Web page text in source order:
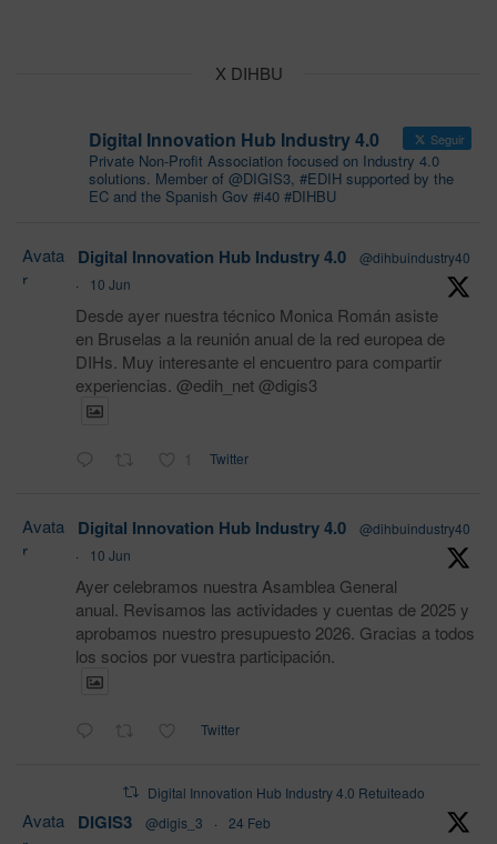
X DIHBU
Digital Innovation Hub Industry 4.0 Seguir
Private Non-Profit Association focused on Industry 4.0
solutions. Member of @DIGIS3, #EDIH supported by the
EC and the Spanish Gov #i40 #DIHBU
Avata
r
Digital Innovation Hub Industry 4.0
@dihbuindustry40
·
10 Jun
Desde ayer nuestra técnico Monica Román asiste
en Bruselas a la reunión anual de la red europea de
DIHs. Muy interesante el encuentro para compartir
experiencias. @edih_net @digis3
1 Twitter
Avata
r
Digital Innovation Hub Industry 4.0
@dihbuindustry40
·
10 Jun
Ayer celebramos nuestra Asamblea General
anual. Revisamos las actividades y cuentas de 2025 y
aprobamos nuestro presupuesto 2026. Gracias a todos
los socios por vuestra participación.
Twitter
Digital Innovation Hub Industry 4.0 Retuiteado
Avata
DIGIS3 @digis_3 · 24 Feb